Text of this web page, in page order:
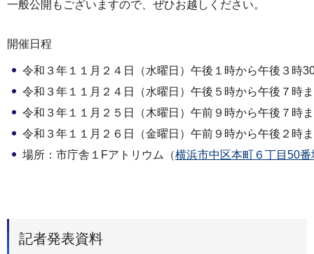
一般公開もございますので、ぜひお越しください。
開催日程
令和３年１１月２４日（水曜日）午後１時から午後３時
令和３年１１月２４日（水曜日）午後５時から午後７時
令和３年１１月２５日（木曜日）午前９時から午後７時
令和３年１１月２６日（金曜日）午前９時から午後２時
場所：市庁舎１Fアトリウム（横浜市中区本町６丁目50番
記者発表資料